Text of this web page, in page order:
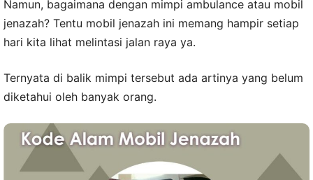
Namun, bagaimana dengan mimpi ambulance atau mobil
jenazah? Tentu mobil jenazah ini memang hampir setiap
hari kita lihat melintasi jalan raya ya.
Ternyata di balik mimpi tersebut ada artinya yang belum
diketahui oleh banyak orang.